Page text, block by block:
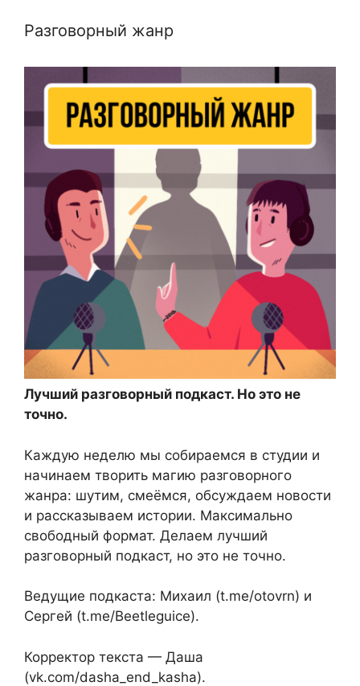
Разговорный жанр
Лучший разговорный подкаст. Но это не
точно.
Каждую неделю мы собираемся в студии и
начинаем творить магию разговорного
жанра: шутим, смеёмся, обсуждаем новости
и рассказываем истории. Максимально
свободный формат. Делаем лучший
разговорный подкаст, но это не точно.
Ведущие подкаста: Михаил (t.me/otovrn) и
Сергей (t.me/Beetleguice).
Корректор текста — Даша
(vk.com/dasha_end_kasha).